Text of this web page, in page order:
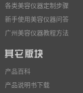
各类美容仪器定制步骤
新手使用美容仪器问答
广州美容仪器教程方法
产品百科
产品说明书下载